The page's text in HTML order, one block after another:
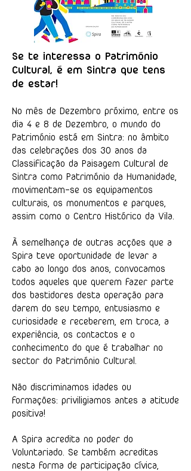
Se te interessa o Património
Cultural, é em Sintra que tens
de estar!
No mês de Dezembro próximo, entre os
dia 4 e 8 de Dezembro, o mundo do
Património está em Sintra: no âmbito
das celebrações dos 30 anos da
Classificação da Paisagem Cultural de
Sintra como Património da Humanidade,
movimentam-se os equipamentos
culturais, os monumentos e parques,
assim como o Centro Histórico da Vila.
À semelhança de outras acções que a
Spira teve oportunidade de levar a
cabo ao longo dos anos, convocamos
todos aqueles que querem fazer parte
dos bastidores desta operação para
darem do seu tempo, entusiasmo e
curiosidade e receberem, em troca, a
experiência, os contactos e o
conhecimento do que é trabalhar no
sector do Património Cultural.
Não discriminamos idades ou
formações: priviligiamos antes a atitude
positiva!
A Spira acredita no poder do
Voluntariado. Se também acreditas
nesta forma de participação cívica,